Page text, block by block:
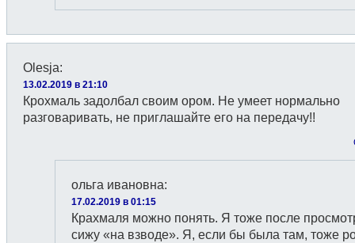
Olesja:
13.02.2019 в 21:10
Крохмаль задолбал своим ором. Не умеет нормально
разговаривать, не приглашайте его на передачу!!
ольга ивановна:
17.02.2019 в 01:15
Крахмаля можно понять. Я тоже после
сижу «на взводе». Я, если бы была там, тоже